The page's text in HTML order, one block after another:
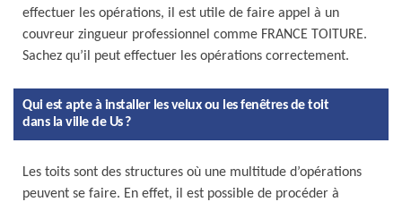
effectuer les opérations, il est utile de faire appel à un
couvreur zingueur professionnel comme FRANCE TOITURE.
Sachez qu’il peut effectuer les opérations correctement.
Qui est apte à installer les velux ou les fenêtres de toit
dans la ville de Us ?
Les toits sont des structures où une multitude d’opérations
peuvent se faire. En effet, il est possible de procéder à